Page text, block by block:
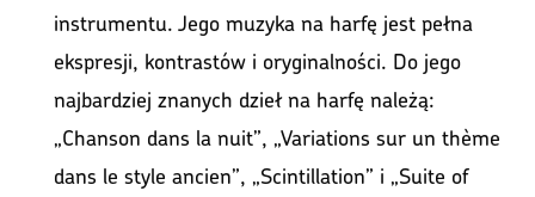
instrumentu. Jego muzyka na harfę jest pełna
ekspresji, kontrastów i oryginalności. Do jego
najbardziej znanych dzieł na harfę należą:
„Chanson dans la nuit”, „Variations sur un thème
dans le style ancien”, „Scintillation” i „Suite of